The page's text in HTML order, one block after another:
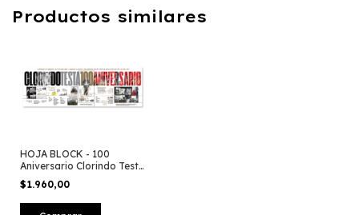
Productos similares
HOJA BLOCK - 100
Aniversario Clorindo Testa
2023
$1.960,00